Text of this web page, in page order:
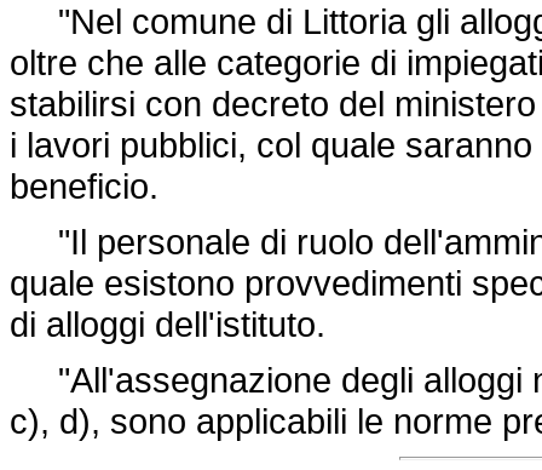
"Nel comune di Littoria gli
oltre che alle categorie di
stabilirsi con decreto del
i lavori pubblici, col quale
beneficio.
"Il personale di ruolo
quale esistono provvedimenti
di alloggi dell'istituto.
"All'assegnazione degli alloggi
c), d), sono applicabili le norme